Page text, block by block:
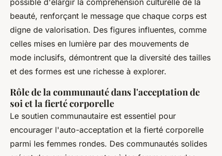
possible d'élargir la compréhension culturelle de la
beauté, renforçant le message que chaque corps est
digne de valorisation. Des figures influentes, comme
celles mises en lumière par des mouvements de
mode inclusifs, démontrent que la diversité des tailles
et des formes est une richesse à explorer.
Rôle de la communauté dans l'acceptation de
soi et la fierté corporelle
Le soutien communautaire est essentiel pour
encourager l'auto-acceptation et la fierté corporelle
parmi les femmes rondes. Des communautés solides